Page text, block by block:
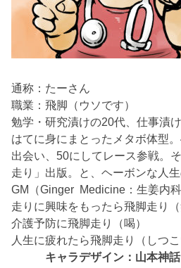
通称：たーさん
職業：飛脚（ウソです）
勉学・研究漬けの20代、仕事漬
はてに身にまとったメタボ体型
出会い、50にしてレース参戦。
走り」出版。と、ヘーボンな人
GM（Ginger Medicine：生姜内科
走りに興味をもったら飛脚走り（
介護予防に飛脚走り（喝）
人生に疲れたら飛脚走り（しつこ
キャラデザイン：山本神話